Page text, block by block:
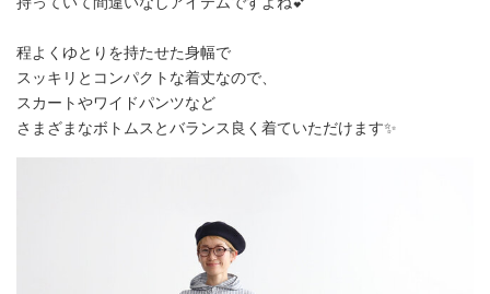
程よくゆとりを持たせた身幅で
スッキリとコンパクトな着丈なので、
スカートやワイドパンツなど
さまざまなボトムスとバランス良く着ていただけます✨